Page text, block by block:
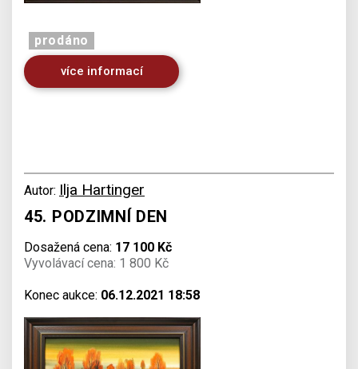
prodáno
více informací
Autor: Ilja Hartinger
45. PODZIMNÍ DEN
Dosažená cena: 17 100 Kč
Vyvolávací cena: 1 800 Kč
Konec aukce: 06.12.2021 18:58